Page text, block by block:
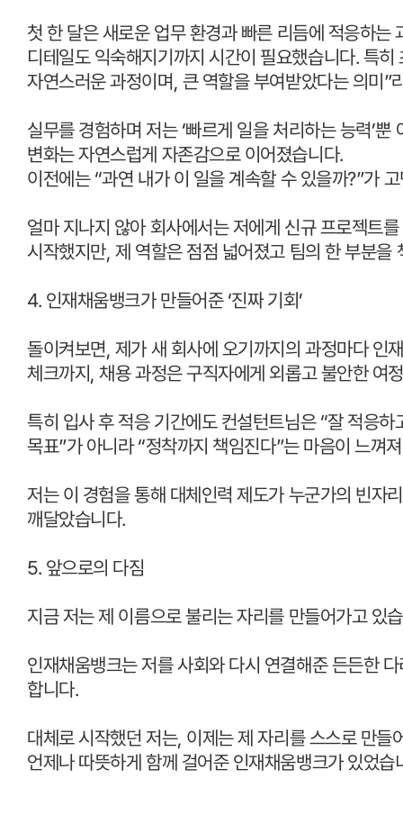
첫 한 달은 새로운 업무 환경과 빠른 리듬에 적응하는
디테일도 익숙해지기까지 시간이 필요했습니다. 특히
자연스러운 과정이며, 큰 역할을 부여받았다는 의미”
실무를 경험하며 저는 ‘빠르게 일을 처리하는 능력’뿐
변화는 자연스럽게 자존감으로 이어졌습니다.
이전에는 “과연 내가 이 일을 계속할 수 있을까?”가
얼마 지나지 않아 회사에서는 저에게 신규 프로젝트
시작했지만, 제 역할은 점점 넓어졌고 팀의 한 부분을
4. 인재채움뱅크가 만들어준 ‘진짜 기회’
돌이켜보면, 제가 새 회사에 오기까지의 과정마다 인
체크까지,채용 과정은 구직자에게 외롭고 불안한 여
특히 입사 후 적응 기간에도 컨설턴트님은 “잘 적응하
목표”가 아니라“정착까지 책임진다”는 마음이 느껴
저는 이 경험을 통해 대체인력 제도가 누군가의 빈자
깨달았습니다.
5. 앞으로의 다짐
지금 저는 제 이름으로 불리는 자리를 만들어가고 있
인재채움뱅크는 저를 사회와 다시 연결해준 든든한
합니다.
대체로 시작했던 저는, 이제는 제 자리를 스스로 만들
언제나 따뜻하게 함께 걸어준 인재채움뱅크가 있었습